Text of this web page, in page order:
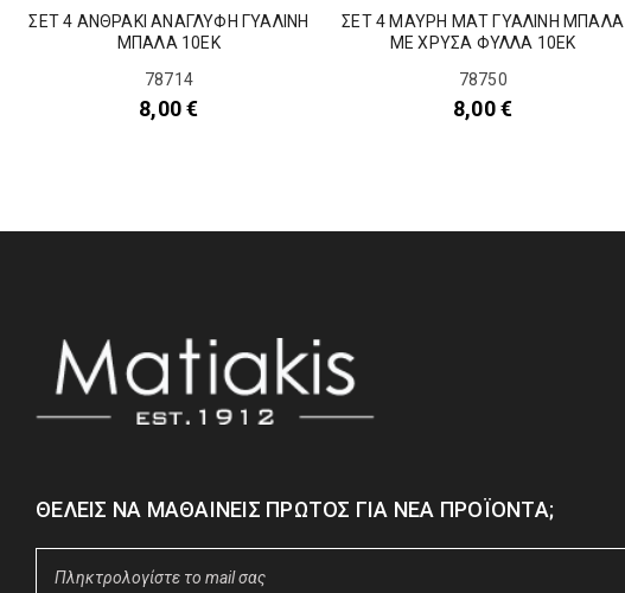
ΣΕΤ 4 ΑΝΘΡΑΚΙ ΑΝΑΓΛΥΦΗ ΓΥΑΛΙΝΗ
ΜΠΑΛΑ 10ΕΚ
78714
8,00€
ΣΕΤ 4 ΜΑΥΡΗ ΜΑΤ ΓΥΑΛΙΝΗ ΜΠΑΛΑ
ΜΕ ΧΡΥΣΑ ΦΥΛΛΑ 10ΕΚ
78750
8,00€
ΘΈΛΕΙΣ ΝΑ ΜΑΘΑΊΝΕΙΣ ΠΡΏΤΟΣ ΓΙΑ ΝΈΑ ΠΡΟΪΌΝΤΑ;